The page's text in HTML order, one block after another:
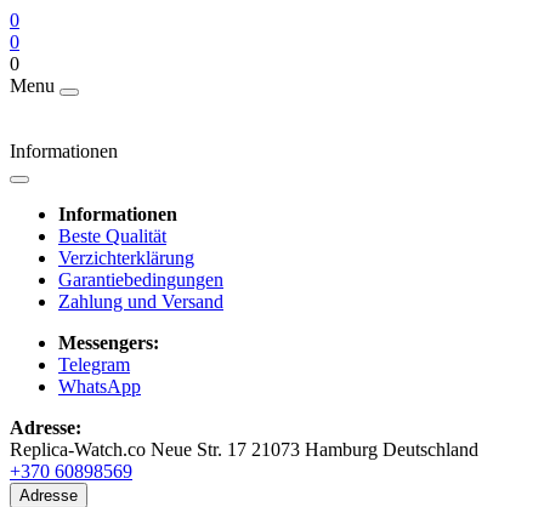
0
0
0
Menu
Informationen
Informationen
Beste Qualität
Verzichterklärung
Garantiebedingungen
Zahlung und Versand
Messengers:
Telegram
WhatsApp
Adresse:
Replica-Watch.co Neue Str. 17 21073 Hamburg Deutschland
+370 60898569
Adresse